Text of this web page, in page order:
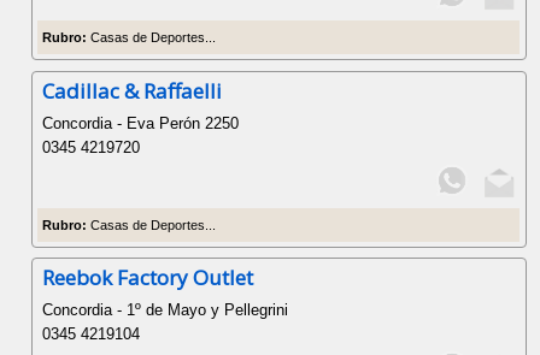
Rubro: Casas de Deportes...
Cadillac & Raffaelli
Concordia - Eva Perón 2250
0345 4219720
Rubro: Casas de Deportes...
Reebok Factory Outlet
Concordia - 1º de Mayo y Pellegrini
0345 4219104